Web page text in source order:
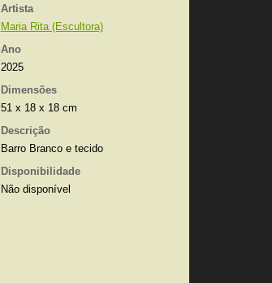
Artista
Maria Rita (Escultora)
Ano
2025
Dimensões
51 x 18 x 18 cm
Descrição
Barro Branco e tecido
Disponibilidade
Não disponível